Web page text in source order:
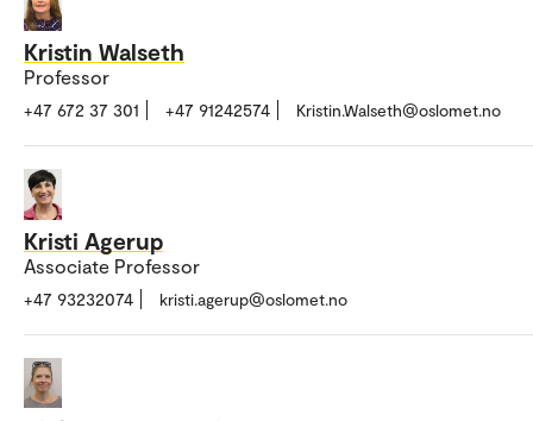
Kristin Walseth
Professor
+47 672 37 301 +47 91242574 Kristin.Walseth@oslomet.no
Kristi Agerup
Associate Professor
+47 93232074 kristi.agerup@oslomet.no